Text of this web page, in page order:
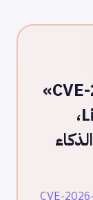
CVE-2026-31431 «Copy Fail»
— تسع سنوات في نواة Linux،